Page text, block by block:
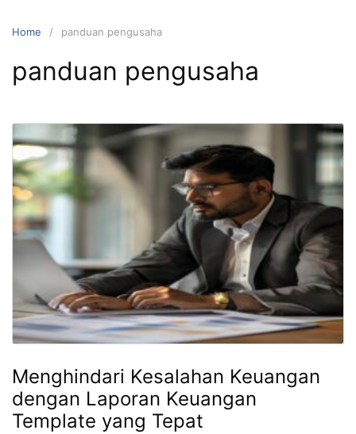
Home panduan pengusaha
panduan pengusaha
Menghindari Kesalahan Keuangan
dengan Laporan Keuangan
Template yang Tepat